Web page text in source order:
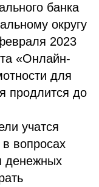
банка
округу
2023
«Онлайн-
для
продлится до
учатся
вопросах
денежных